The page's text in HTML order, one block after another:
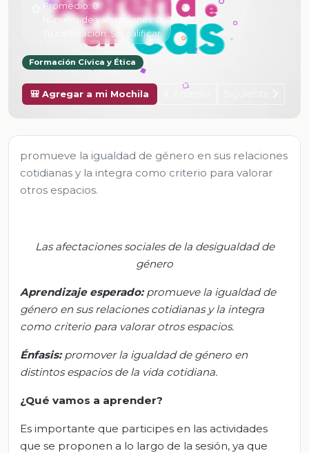
Promedio: 0
Número de valoraciones:0
Tu calificación:Sin calificar
Formación Cívica y Ética
🎒 Agregar a mi Mochila
promueve la igualdad de género en sus relaciones
cotidianas y la integra como criterio para valorar
otros espacios.
Las afectaciones sociales de la desigualdad de
género
Aprendizaje esperado: promueve la igualdad de
género en sus relaciones cotidianas y la integra
como criterio para valorar otros espacios.
Énfasis: promover la igualdad de género en
distintos espacios de la vida cotidiana.
¿Qué vamos a aprender?
Es importante que participes en las actividades
que se proponen a lo largo de la sesión, ya que